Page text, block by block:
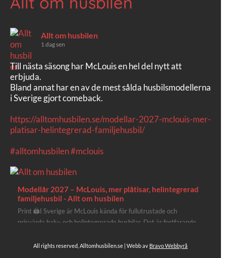
Allt om husbilen
1 dag sen
Till nästa säsong har McLouis en hel del nytt att
erbjuda.
Bland annat har en av de mest sålda husbilsmodellerna
i Sverige gjort comeback.
https://alltomhusbilen.se/modellar-2027-mclouis-mer-
platisar-helintegrerad-familjehusbil/
#alltomhusbilen#mclouis
Modellår 2027 – McLouis, mer plåtisar, helintegrerad
familjehusbil - Allt om husbilen
Print 🖨I Sverige är McLouis kända för fullutrustade och
prisvärda halv- och helintegrerade husbilar. Det är fortfarande
plåtisutbud lite extra kärlek med hela 3 nya utrustningsnivåer.
All rights reserved, Alltomhusbilen.se | Webb av Bravo Webbyrå